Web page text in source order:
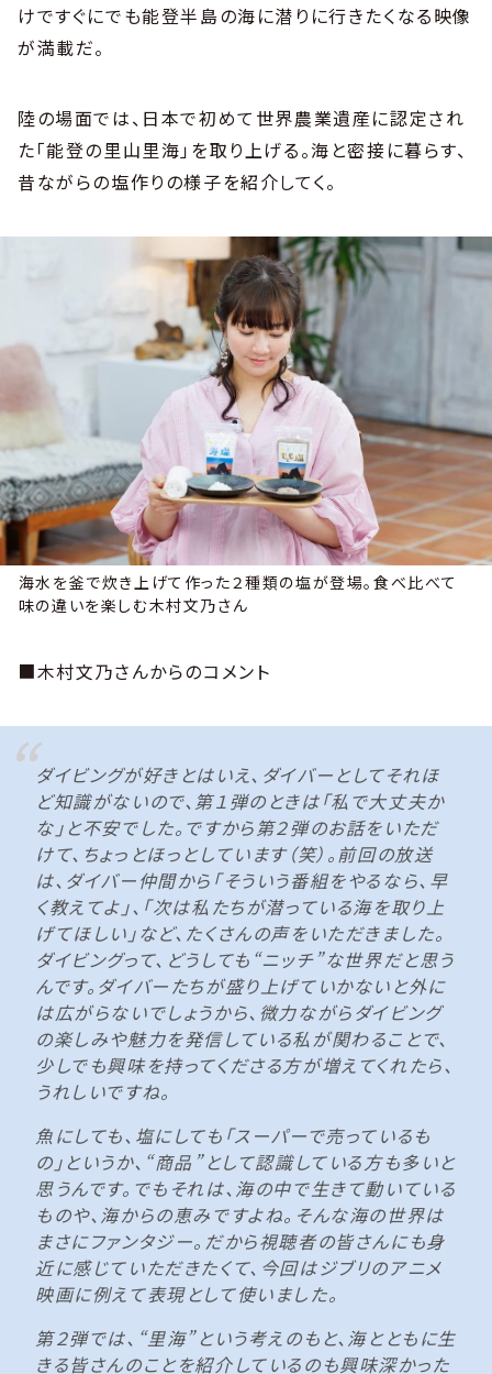
けですぐにでも能登半島の海に潜りに行きたくなる映像
が満載だ。
陸の場面では、日本で初めて世界農業遺産に認定され
た「能登の里山里海」を取り上げる。海と密接に暮らす、
昔ながらの塩作りの様子を紹介してく。
海水を釜で炊き上げて作った２種類の塩が登場。食べ比べて
味の違いを楽しむ木村文乃さん
■木村文乃さんからのコメント
ダイビングが好きとはいえ、ダイバーとしてそれほ
ど知識がないので、第１弾のときは「私で大丈夫か
な」と不安でした。ですから第２弾のお話をいただ
けて、ちょっとほっとしています（笑）。前回の放送
は、ダイバー仲間から「そういう番組をやるなら、早
く教えてよ」、「次は私たちが潜っている海を取り上
げてほしい」など、たくさんの声をいただきました。
ダイビングって、どうしても“ニッチ”な世界だと思う
んです。ダイバーたちが盛り上げていかないと外に
は広がらないでしょうから、微力ながらダイビング
の楽しみや魅力を発信している私が関わることで、
少しでも興味を持ってくださる方が増えてくれたら、
うれしいですね。
魚にしても、塩にしても「スーパーで売っているも
の」というか、“商品”として認識している方も多いと
思うんです。でもそれは、海の中で生きて動いている
ものや、海からの恵みですよね。そんな海の世界は
まさにファンタジー。だから視聴者の皆さんにも身
近に感じていただきたくて、今回はジブリのアニメ
映画に例えて表現として使いました。
第２弾では、“里海”という考えのもと、海とともに生
きる皆さんのことを紹介しているのも興味深かった